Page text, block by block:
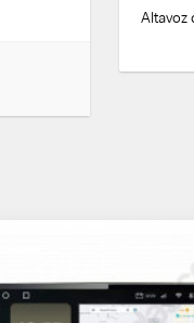
Altavoz